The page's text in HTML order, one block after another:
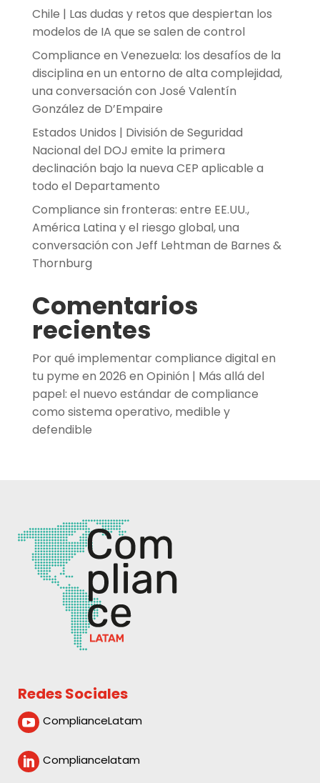
Chile | Las dudas y retos que despiertan los
modelos de IA que se salen de control
Compliance en Venezuela: los desafíos de la
disciplina en un entorno de alta complejidad,
una conversación con José Valentín
González de D’Empaire
Estados Unidos | División de Seguridad
Nacional del DOJ emite la primera
declinación bajo la nueva CEP aplicable a
todo el Departamento
Compliance sin fronteras: entre EE.UU.,
América Latina y el riesgo global, una
conversación con Jeff Lehtman de Barnes &
Thornburg
Comentarios
recientes
Por qué implementar compliance digital en
tu pyme en 2026 en Opinión | Más allá del
papel: el nuevo estándar de compliance
como sistema operativo, medible y
defendible
Redes Sociales
 ComplianceLatam
 Compliancelatam